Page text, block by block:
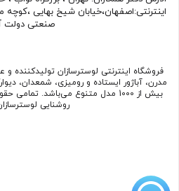
صنعتی دولت
فروشگاه اینترنتی لوسترسازان تولیدکننده
مدرن، آباژور ایستاده و رومیزی، شمعدان،
بیش از 1000 مدل متنوع می‌باشد.
روشنایی